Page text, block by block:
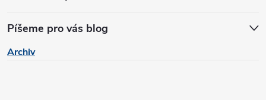
Píšeme pro vás blog
Archiv